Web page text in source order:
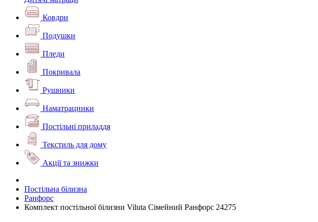
Ковдри
Подушки
Пледи
Покривала
Рушники
Наматрацники
Постільні приладдя
Текстиль для дому
Акції та знижки
Постільна білизна
Ранфорс
Комплект постільної білизни Viluta Сімейний Ранфорс 24275